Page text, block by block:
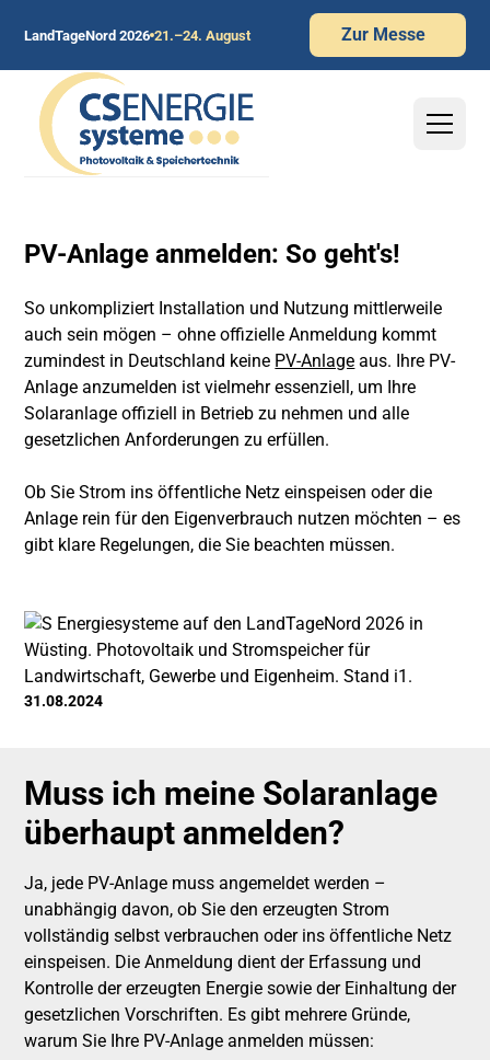
LandTageNord 2026 21.–24. August Zur Messe
PV-Anlage anmelden: So geht's!
So unkompliziert Installation und Nutzung mittlerweile
auch sein mögen – ohne offizielle Anmeldung kommt
zumindest in Deutschland keine PV-Anlage aus. Ihre PV-
Anlage anzumelden ist vielmehr essenziell, um Ihre
Solaranlage offiziell in Betrieb zu nehmen und alle
gesetzlichen Anforderungen zu erfüllen.
Ob Sie Strom ins öffentliche Netz einspeisen oder die
Anlage rein für den Eigenverbrauch nutzen möchten – es
gibt klare Regelungen, die Sie beachten müssen.
31.08.2024
Muss ich meine Solaranlage
überhaupt anmelden?
Ja, jede PV-Anlage muss angemeldet werden –
unabhängig davon, ob Sie den erzeugten Strom
vollständig selbst verbrauchen oder ins öffentliche Netz
einspeisen. Die Anmeldung dient der Erfassung und
Kontrolle der erzeugten Energie sowie der Einhaltung der
gesetzlichen Vorschriften. Es gibt mehrere Gründe,
warum Sie Ihre PV-Anlage anmelden müssen: